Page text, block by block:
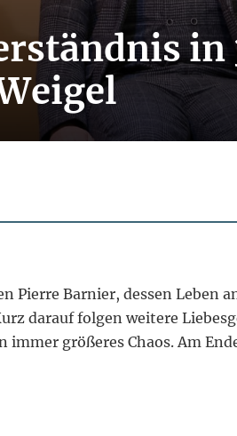
in
Pierre Barnier, dessen Leben
darauf folgen weitere
größeres Chaos. Am